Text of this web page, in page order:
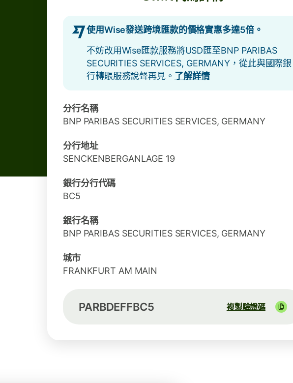
使用Wise發送跨境匯款的價格實惠多達5倍。
不妨改用Wise匯款服務將USD匯至BNP PARIBAS
SECURITIES SERVICES, GERMANY，從此與國際銀
行轉賬服務說聲再見。 了解詳情
分行名稱
BNP PARIBAS SECURITIES SERVICES, GERMANY
分行地址
SENCKENBERGANLAGE 19
銀行分行代碼
BC5
銀行名稱
BNP PARIBAS SECURITIES SERVICES, GERMANY
城市
FRANKFURT AM MAIN
PARBDEFFBC5 複製驗證碼